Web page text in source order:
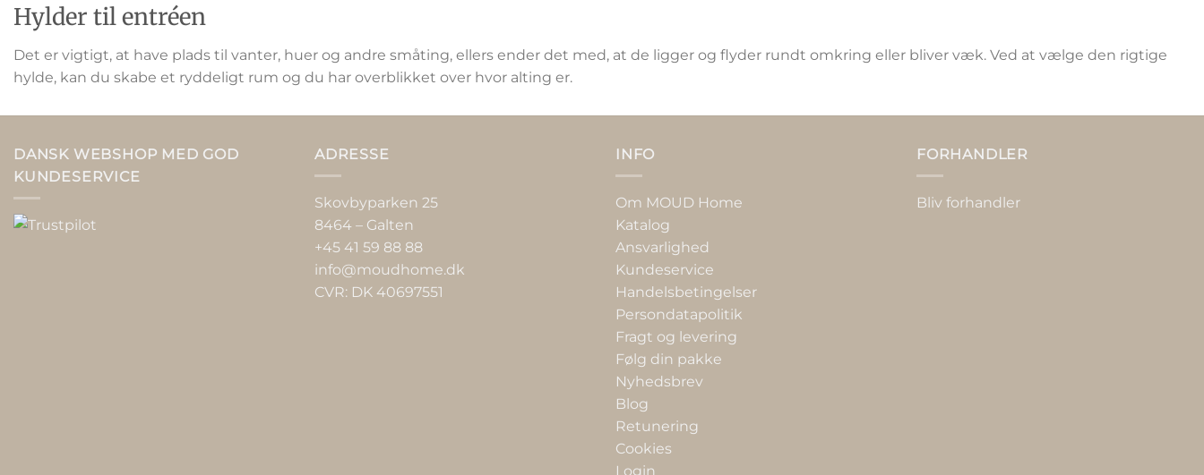
Hylder til entréen
Det er vigtigt, at have plads til vanter, huer og andre småting, ellers ender det med, at de ligger og flyder rundt omkring eller bliver væk. Ved at vælge den rigtige
hylde, kan du skabe et ryddeligt rum og du har overblikket over hvor alting er.
DANSK WEBSHOP MED GOD
KUNDESERVICE
ADRESSE
Skovbyparken 25
8464 – Galten
+45 41 59 88 88
info@moudhome.dk
CVR: DK 40697551
INFO
Om MOUD Home
Katalog
Ansvarlighed
Kundeservice
Handelsbetingelser
Persondatapolitik
Fragt og levering
Følg din pakke
Nyhedsbrev
Blog
Retunering
Cookies
Login
FORHANDLER
Bliv forhandler